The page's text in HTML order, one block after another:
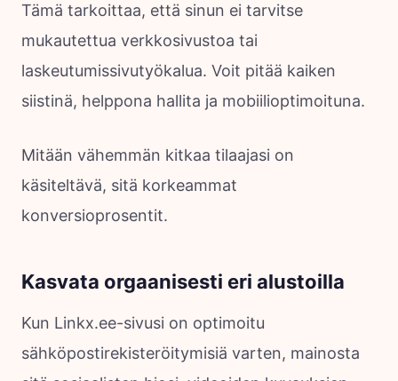
Tämä tarkoittaa, että sinun ei tarvitse
mukautettua verkkosivustoa tai
laskeutumissivutyökalua. Voit pitää kaiken
siistinä, helppona hallita ja mobiilioptimoituna.
Mitään vähemmän kitkaa tilaajasi on
käsiteltävä, sitä korkeammat
konversioprosentit.
Kasvata orgaanisesti eri alustoilla
Kun Linkx.ee-sivusi on optimoitu
sähköpostirekisteröitymisiä varten, mainosta